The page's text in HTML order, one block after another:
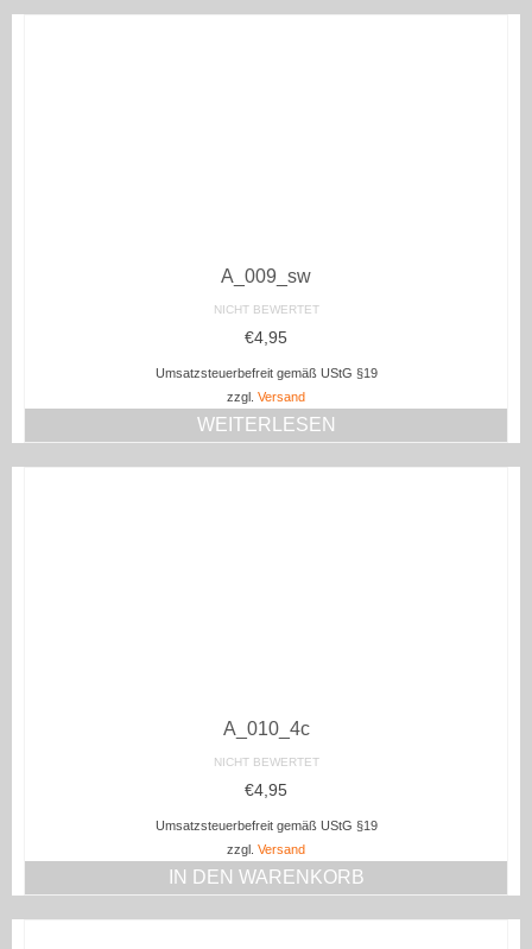
A_009_sw
NICHT BEWERTET
€4,95
Umsatzsteuerbefreit gemäß UStG §19
zzgl. Versand
WEITERLESEN
A_010_4c
NICHT BEWERTET
€4,95
Umsatzsteuerbefreit gemäß UStG §19
zzgl. Versand
IN DEN WARENKORB